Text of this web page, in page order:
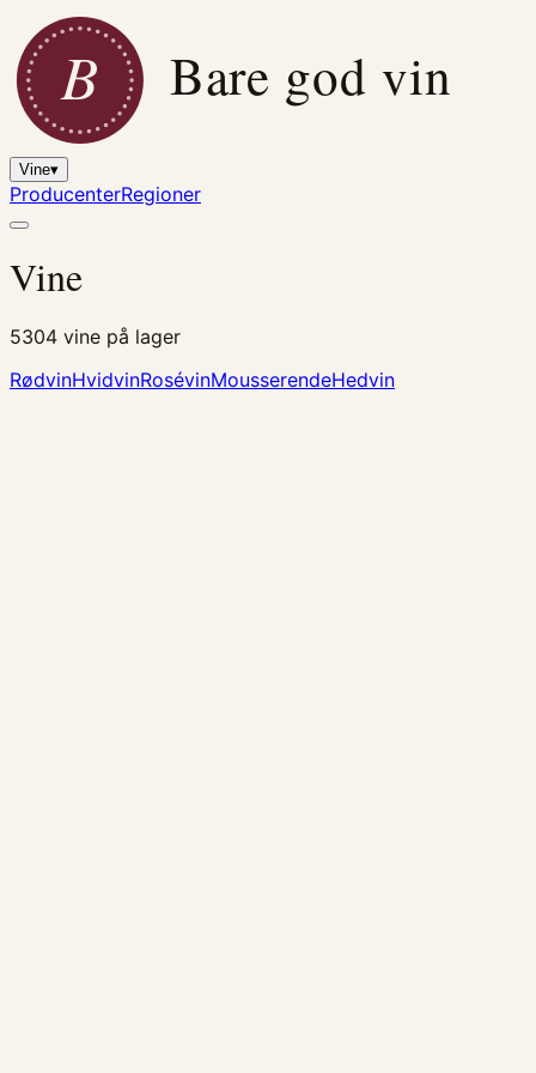
B Bare god vin
Vine▾
ProducenterRegioner
Vine
5304 vine på lager
RødvinHvidvinRosévinMousserendeHedvin